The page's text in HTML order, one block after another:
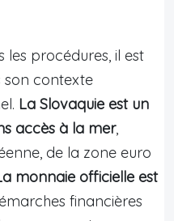
les procédures, il est
son contexte
La Slovaquie est un
accès à la mer,
de la zone euro
monnaie officielle est
financières